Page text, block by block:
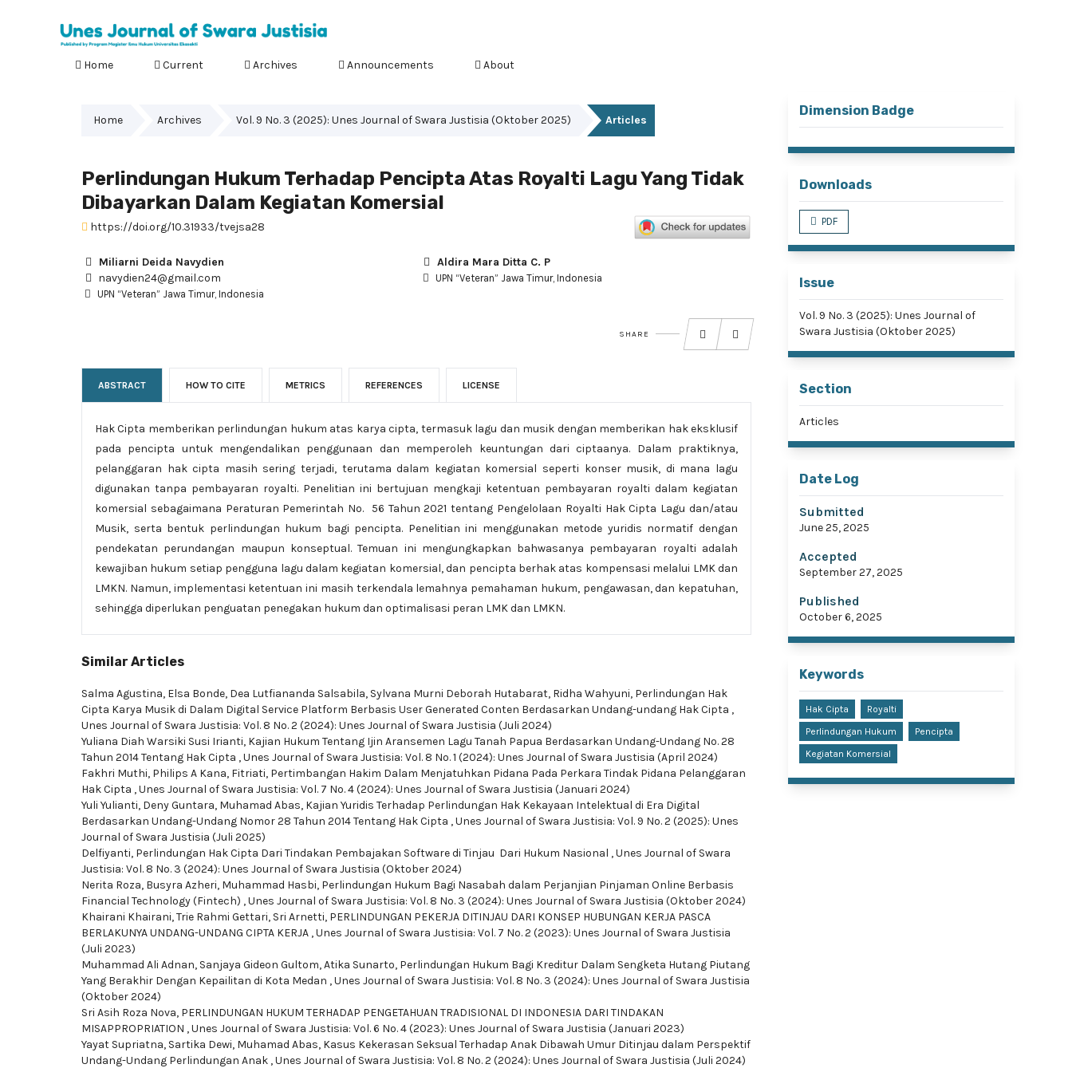
Home Current Archives Announcements About
Home Archives Vol. 9 No. 3 (2025): Unes Journal of Swara Justisia (Oktober 2025) Articles
Perlindungan Hukum Terhadap Pencipta Atas Royalti Lagu Yang Tidak
Dibayarkan Dalam Kegiatan Komersial
https://doi.org/10.31933/tvejsa28
Miliarni Deida Navydien
navydien24@gmail.com
UPN “Veteran” Jawa Timur, Indonesia
Aldira Mara Ditta C. P
UPN “Veteran” Jawa Timur, Indonesia
SHARE
ABSTRACT HOW TO CITE METRICS REFERENCES LICENSE
Hak Cipta memberikan perlindungan hukum atas karya cipta, termasuk lagu dan musik dengan memberikan hak eksklusif
pada pencipta untuk mengendalikan penggunaan dan memperoleh keuntungan dari ciptaanya. Dalam praktiknya,
pelanggaran hak cipta masih sering terjadi, terutama dalam kegiatan komersial seperti konser musik, di mana lagu
digunakan tanpa pembayaran royalti. Penelitian ini bertujuan mengkaji ketentuan pembayaran royalti dalam kegiatan
komersial sebagaimana Peraturan Pemerintah No. 56 Tahun 2021 tentang Pengelolaan Royalti Hak Cipta Lagu dan/atau
Musik, serta bentuk perlindungan hukum bagi pencipta. Penelitian ini menggunakan metode yuridis normatif dengan
pendekatan perundangan maupun konseptual. Temuan ini mengungkapkan bahwasanya pembayaran royalti adalah
kewajiban hukum setiap pengguna lagu dalam kegiatan komersial, dan pencipta berhak atas kompensasi melalui LMK dan
LMKN. Namun, implementasi ketentuan ini masih terkendala lemahnya pemahaman hukum, pengawasan, dan kepatuhan,
sehingga diperlukan penguatan penegakan hukum dan optimalisasi peran LMK dan LMKN.
Similar Articles
Salma Agustina, Elsa Bonde, Dea Lutfiananda Salsabila, Sylvana Murni Deborah Hutabarat, Ridha Wahyuni, Perlindungan Hak
Cipta Karya Musik di Dalam Digital Service Platform Berbasis User Generated Conten Berdasarkan Undang-undang Hak Cipta ,
Unes Journal of Swara Justisia: Vol. 8 No. 2 (2024): Unes Journal of Swara Justisia (Juli 2024)
Yuliana Diah Warsiki Susi Irianti, Kajian Hukum Tentang Ijin Aransemen Lagu Tanah Papua Berdasarkan Undang-Undang No. 28
Tahun 2014 Tentang Hak Cipta ,Unes Journal of Swara Justisia: Vol. 8 No. 1 (2024): Unes Journal of Swara Justisia (April 2024)
Fakhri Muthi, Philips A Kana, Fitriati, Pertimbangan Hakim Dalam Menjatuhkan Pidana Pada Perkara Tindak Pidana Pelanggaran
Hak Cipta ,Unes Journal of Swara Justisia: Vol. 7 No. 4 (2024): Unes Journal of Swara Justisia (Januari 2024)
Yuli Yulianti, Deny Guntara, Muhamad Abas, Kajian Yuridis Terhadap Perlindungan Hak Kekayaan Intelektual di Era Digital
Berdasarkan Undang-Undang Nomor 28 Tahun 2014 Tentang Hak Cipta ,Unes Journal of Swara Justisia: Vol. 9 No. 2 (2025): Unes
Journal of Swara Justisia (Juli 2025)
Delfiyanti, Perlindungan Hak Cipta Dari Tindakan Pembajakan Software di Tinjau Dari Hukum Nasional ,Unes Journal of Swara
Justisia: Vol. 8 No. 3 (2024): Unes Journal of Swara Justisia (Oktober 2024)
Nerita Roza, Busyra Azheri, Muhammad Hasbi, Perlindungan Hukum Bagi Nasabah dalam Perjanjian Pinjaman Online Berbasis
Financial Technology (Fintech) ,Unes Journal of Swara Justisia: Vol. 8 No. 3 (2024): Unes Journal of Swara Justisia (Oktober 2024)
Khairani Khairani, Trie Rahmi Gettari, Sri Arnetti, PERLINDUNGAN PEKERJA DITINJAU DARI KONSEP HUBUNGAN KERJA PASCA
BERLAKUNYA UNDANG-UNDANG CIPTA KERJA ,Unes Journal of Swara Justisia: Vol. 7 No. 2 (2023): Unes Journal of Swara Justisia
(Juli 2023)
Muhammad Ali Adnan, Sanjaya Gideon Gultom, Atika Sunarto, Perlindungan Hukum Bagi Kreditur Dalam Sengketa Hutang Piutang
Yang Berakhir Dengan Kepailitan di Kota Medan ,Unes Journal of Swara Justisia: Vol. 8 No. 3 (2024): Unes Journal of Swara Justisia
(Oktober 2024)
Sri Asih Roza Nova, PERLINDUNGAN HUKUM TERHADAP PENGETAHUAN TRADISIONAL DI INDONESIA DARI TINDAKAN
MISAPPROPRIATION ,Unes Journal of Swara Justisia: Vol. 6 No. 4 (2023): Unes Journal of Swara Justisia (Januari 2023)
Yayat Supriatna, Sartika Dewi, Muhamad Abas, Kasus Kekerasan Seksual Terhadap Anak Dibawah Umur Ditinjau dalam Perspektif
Undang-Undang Perlindungan Anak ,Unes Journal of Swara Justisia: Vol. 8 No. 2 (2024): Unes Journal of Swara Justisia (Juli 2024)
Dimension Badge
Downloads
PDF
Issue
Vol. 9 No. 3 (2025): Unes Journal of
Swara Justisia (Oktober 2025)
Section
Articles
Date Log
Submitted
June 25, 2025
Accepted
September 27, 2025
Published
October 6, 2025
Keywords
Hak Cipta
Royalti
Perlindungan Hukum
Pencipta
Kegiatan Komersial